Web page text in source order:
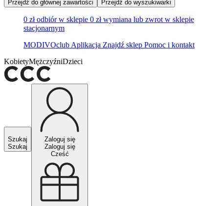
Przejdź do głównej zawartości
Przejdź do wyszukiwarki
0 zł odbiór w sklepie 0 zł wymiana lub zwrot w sklepie
stacjonarnym
MODIVOclub Aplikacja Znajdź sklep Pomoc i kontakt
KobietyMężczyźniDzieci
Szukaj
Szukaj
Zaloguj się
Zaloguj się
Cześć